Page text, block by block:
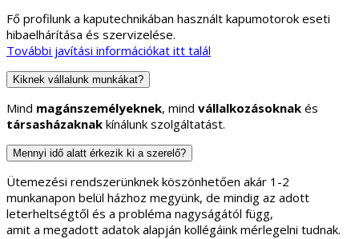
Fő profilunk a kaputechnikában használt kapumotorok eseti
hibaelhárítása és szervizelése.
További javítási információkat itt talál
Kiknek vállalunk munkákat?
Mind magánszemélyeknek, mind vállalkozásoknak és
társasházaknak kínálunk szolgáltatást.
Mennyi idő alatt érkezik ki a szerelő?
Ütemezési rendszerünknek köszönhetően akár 1-2
munkanapon belül házhoz megyünk, de mindig az adott
leterheltségtől és a probléma nagyságától függ,
amit a megadott adatok alapján kollégáink mérlegelni tudnak.